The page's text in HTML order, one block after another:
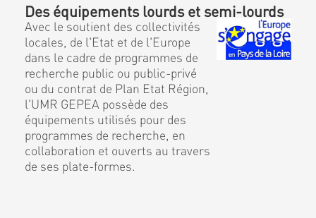
Des équipements lourds et semi-lourds
Avec le soutient des collectivités
locales, de l'Etat et de l'Europe
dans le cadre de programmes de
recherche public ou public-privé
ou du contrat de Plan Etat Région,
l'UMR GEPEA possède des
équipements utilisés pour des
programmes de recherche, en
collaboration et ouverts au travers
de ses plate-formes.